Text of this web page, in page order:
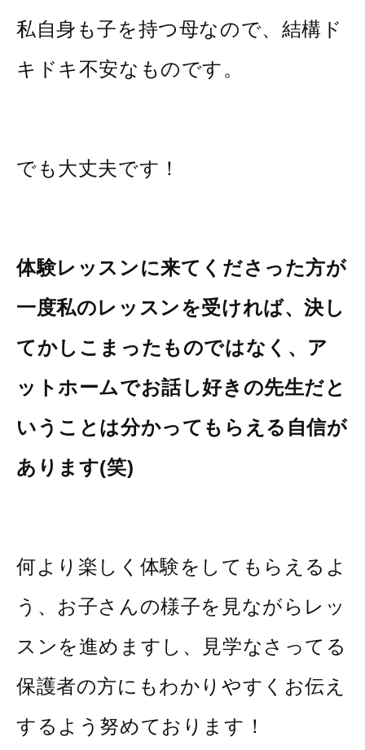
私自身も子を持つ母なので、結構ド
キドキ不安なものです。
でも大丈夫です！
体験レッスンに来てくださった方が
一度私のレッスンを受ければ、決し
てかしこまったものではなく、ア
ットホームでお話し好きの先生だと
いうことは分かってもらえる自信が
あります(笑)
何より楽しく体験をしてもらえるよ
う、お子さんの様子を見ながらレッ
スンを進めますし、見学なさってる
保護者の方にもわかりやすくお伝え
するよう努めております！